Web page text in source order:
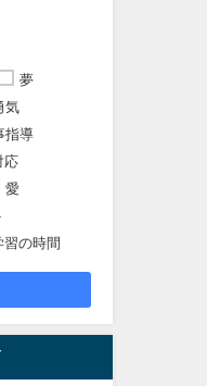
夢
気
指導
応
愛
習の時間